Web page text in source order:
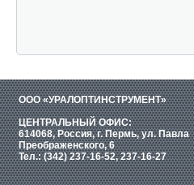
ООО «УРАЛОПТИНСТРУМЕНТ»
ЦЕНТРАЛЬНЫЙ ОФИС:
614068, Россия, г. Пермь, ул. Павла
Преображенского, 6
Тел.: (342) 237-16-52, 237-16-27